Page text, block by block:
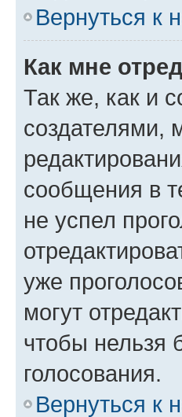
Вернуться к
Как мне
Так же, как и
создателями,
сообщения в
не успел
уже
могут
чтобы нельзя
голосования.
Вернуться к